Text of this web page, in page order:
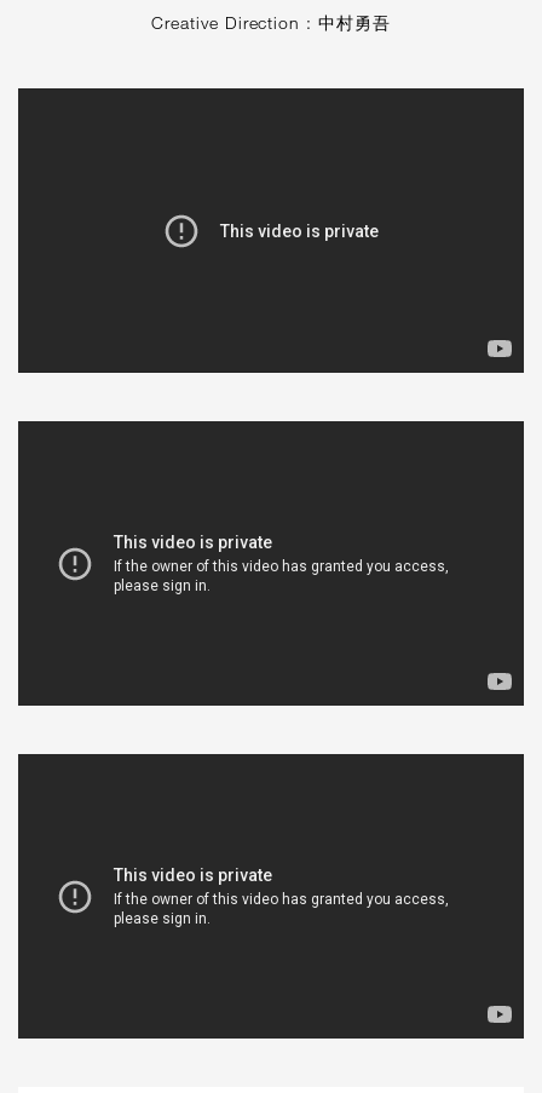
Creative Direction : 中村勇吾